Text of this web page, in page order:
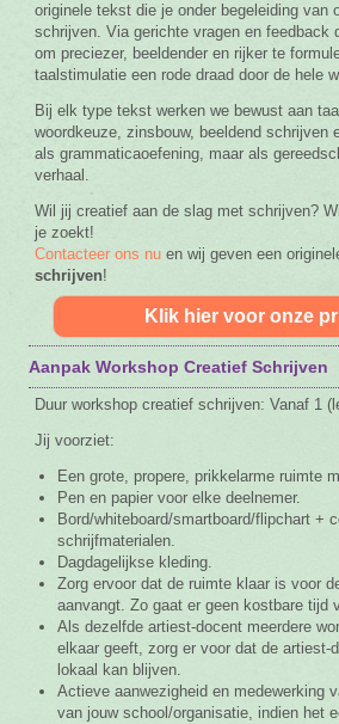
originele tekst die je onder begeleiding van
schrijven. Via gerichte vragen en feedback
om preciezer, beeldender en rijker te
taalstimulatie een rode draad door de hele
Bij elk type tekst werken we bewust aan
woordkeuze, zinsbouw, beeldend
als grammaticaoefening, maar als
verhaal.
Wil jij creatief aan de slag met schrijven?
je zoekt!
Contacteer ons nu en wij geven een
schrijven!
Klik hier voor onze
Aanpak Workshop Creatief Schrijven
Duur workshop creatief schrijven: Vanaf 1
Jij voorziet:
Een grote, propere, prikkelarme ruimte
Pen en papier voor elke deelnemer.
Bord/whiteboard/smartboard/flipchart +
schrijfmaterialen.
Dagdagelijkse kleding.
Zorg ervoor dat de ruimte klaar is voor
aanvangt. Zo gaat er geen kostbare tijd
Als dezelfde artiest-docent meerdere
elkaar geeft, zorg er voor dat de artiest-
lokaal kan blijven.
Actieve aanwezigheid en medewerking
van jouw school/organisatie, indien het